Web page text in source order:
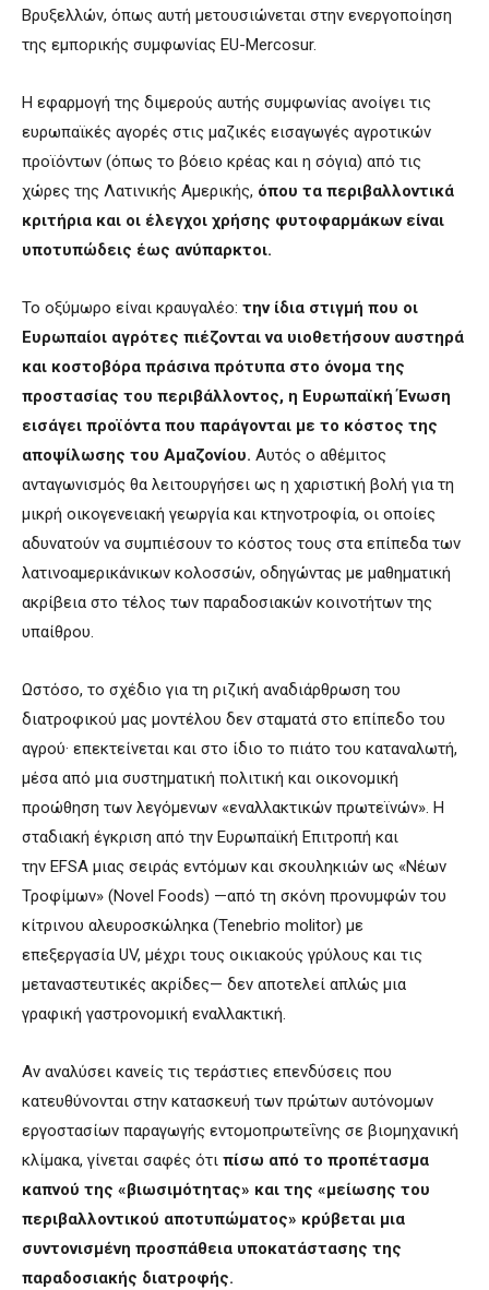
Βρυξελλών, όπως αυτή μετουσιώνεται στην ενεργοποίηση
της εμπορικής συμφωνίας EU-Mercosur.
Η εφαρμογή της διμερούς αυτής συμφωνίας ανοίγει τις
ευρωπαϊκές αγορές στις μαζικές εισαγωγές αγροτικών
προϊόντων (όπως το βόειο κρέας και η σόγια) από τις
χώρες της Λατινικής Αμερικής, όπου τα περιβαλλοντικά
κριτήρια και οι έλεγχοι χρήσης φυτοφαρμάκων είναι
υποτυπώδεις έως ανύπαρκτοι.
Το οξύμωρο είναι κραυγαλέο: την ίδια στιγμή που οι
Ευρωπαίοι αγρότες πιέζονται να υιοθετήσουν αυστηρά
και κοστοβόρα πράσινα πρότυπα στο όνομα της
προστασίας του περιβάλλοντος, η Ευρωπαϊκή Ένωση
εισάγει προϊόντα που παράγονται με το κόστος της
αποψίλωσης του Αμαζονίου. Αυτός ο αθέμιτος
ανταγωνισμός θα λειτουργήσει ως η χαριστική βολή για τη
μικρή οικογενειακή γεωργία και κτηνοτροφία, οι οποίες
αδυνατούν να συμπιέσουν το κόστος τους στα επίπεδα των
λατινοαμερικάνικων κολοσσών, οδηγώντας με μαθηματική
ακρίβεια στο τέλος των παραδοσιακών κοινοτήτων της
υπαίθρου.
Ωστόσο, το σχέδιο για τη ριζική αναδιάρθρωση του
διατροφικού μας μοντέλου δεν σταματά στο επίπεδο του
αγρού· επεκτείνεται και στο ίδιο το πιάτο του καταναλωτή,
μέσα από μια συστηματική πολιτική και οικονομική
προώθηση των λεγόμενων «εναλλακτικών πρωτεϊνών». Η
σταδιακή έγκριση από την Ευρωπαϊκή Επιτροπή και
την EFSA μιας σειράς εντόμων και σκουληκιών ως «Νέων
Τροφίμων» (Novel Foods) —από τη σκόνη προνυμφών του
κίτρινου αλευροσκώληκα (Tenebrio molitor) με
επεξεργασία UV, μέχρι τους οικιακούς γρύλους και τις
μεταναστευτικές ακρίδες— δεν αποτελεί απλώς μια
γραφική γαστρονομική εναλλακτική.
Αν αναλύσει κανείς τις τεράστιες επενδύσεις που
κατευθύνονται στην κατασκευή των πρώτων αυτόνομων
εργοστασίων παραγωγής εντομοπρωτεΐνης σε βιομηχανική
κλίμακα, γίνεται σαφές ότι πίσω από το προπέτασμα
καπνού της «βιωσιμότητας» και της «μείωσης του
περιβαλλοντικού αποτυπώματος» κρύβεται μια
συντονισμένη προσπάθεια υποκατάστασης της
παραδοσιακής διατροφής.